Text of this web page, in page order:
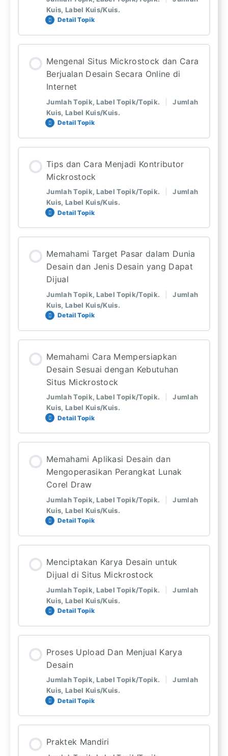
Konsep dan Manfaat (Kegunaan) Desain
Grafis
Alasan Belajar Skill Desain dan Prospek
Kedepan Menjadi Desainer Grafis
Rangkuman ( EBOOK PDF )
Kuis, Label Kuis/Kuis.
Detail Topik
0%
COMPLETE
0: Langkah Pelajaran Selesai
4: Total langkah pelajaran
Mengenal Sumber Income Desainer Grafis
Secara Offline
Secara Online
Website Sumber Income Desainer Grafis
Contes Desain dan Freelance
Quiz
Mengenal Situs Mickrostock dan Cara
Berjualan Desain Secara Online di
Internet
Jumlah Topik, Label Topik/Topik.
Jumlah
Kuis, Label Kuis/Kuis.
Detail Topik
0%
COMPLETE
0: Langkah Pelajaran Selesai
6: Total langkah pelajaran
Apa Itu Mickrostock?
Menjual Desain di Situs Freepik
Menjual Desain di Situs Shutterstock
Sistem Royalti di Situs Mickrostock
Alur Pembayaran Earning Kontributor
Mickrostock dan Sistem Pajak
Rangkuman ( EBOOK PDF )
Tips dan Cara Menjadi Kontributor
Mickrostock
Jumlah Topik, Label Topik/Topik.
Jumlah
Kuis, Label Kuis/Kuis.
Detail Topik
0%
COMPLETE
0: Langkah Pelajaran Selesai
4: Total langkah pelajaran
Cara dan Syarat Menjadi Contributor
Mickrostock?
Cara Mendaftar Kontributor Shutterstock
Cara Mendaftar Kontributor Adobestock
Memahami Target Pasar dalam Dunia
Desain dan Jenis Desain yang Dapat
Dijual
Jumlah Topik, Label Topik/Topik.
Jumlah
Kuis, Label Kuis/Kuis.
Detail Topik
0%
COMPLETE
0: Langkah Pelajaran Selesai
5: Total langkah pelajaran
Target Pasar Dalam Dunia Desain
Contoh Target Pasar Dalam Dunia Desain
Jenis Desain yang Laku Dijual
Hal yang Perlu Dihindari Ketika Berjualan
Desain
Quiz
Memahami Cara Mempersiapkan
Desain Sesuai dengan Kebutuhan
Situs Mickrostock
Jumlah Topik, Label Topik/Topik.
Jumlah
Kuis, Label Kuis/Kuis.
Detail Topik
0%
COMPLETE
0: Langkah Pelajaran Selesai
4: Total langkah pelajaran
Pedoman Situs Freepik
Pedoman Situs Shuterstock
Pedoman Situs Adobestock
Rangkuman ( EBOOK PDF )
Quiz
Memahami Aplikasi Desain dan
Mengoperasikan Perangkat Lunak
Corel Draw
Jumlah Topik, Label Topik/Topik.
Jumlah
Kuis, Label Kuis/Kuis.
Detail Topik
0%
COMPLETE
0: Langkah Pelajaran Selesai
17: Total langkah pelajaran
Mengenal Jenis-Jenis Software Desain
Mengenal Software CorelDraw dan
Keunggulannya
User Interface Software CorelDraw ( PART 1 )
User Interface Software CorelDraw ( PART 2 )
Menciptakan Karya Desain untuk
Dijual di Situs Mickrostock
Jumlah Topik, Label Topik/Topik.
Jumlah
Kuis, Label Kuis/Kuis.
Detail Topik
0%
COMPLETE
Menetapkan Konsep Desain (Brainstoarming)
Membuat Sketsa/Rough layout
Proses Upload Dan Menjual Karya
Desain
Jumlah Topik, Label Topik/Topik.
Jumlah
Kuis, Label Kuis/Kuis.
Detail Topik
Praktek Mandiri